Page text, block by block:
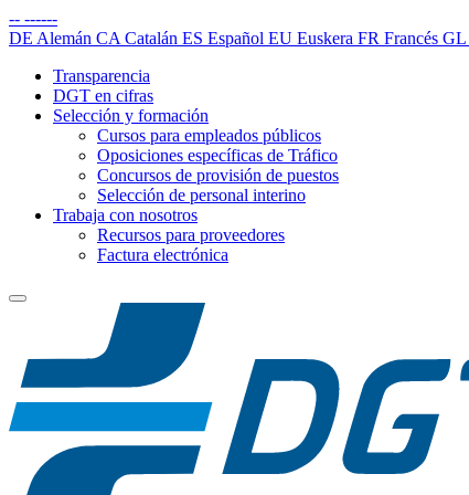
-- ------
DE Alemán CA Catalán ES Español EU Euskera FR Francés GL
Transparencia
DGT en cifras
Selección y formación
Cursos para empleados públicos
Oposiciones específicas de Tráfico
Concursos de provisión de puestos
Selección de personal interino
Trabaja con nosotros
Recursos para proveedores
Factura electrónica